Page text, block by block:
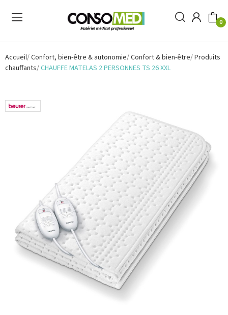
0
Accueil Confort, bien-être & autonomie Confort & bien-être Produits
chauffants CHAUFFE MATELAS 2 PERSONNES TS 26 XXL